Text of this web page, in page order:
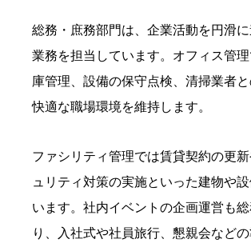
総務・庶務部門は、企業活動を円滑
業務を担当しています。オフィス管
庫管理、設備の保守点検、清掃業者
快適な職場環境を維持します。
ファシリティ管理では賃貸契約の更
ュリティ対策の実施といった建物や
います。社内イベントの企画運営も
り、入社式や社員旅行、懇親会など